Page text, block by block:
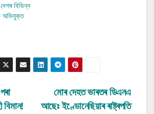
বিভিন্ন
অভিযুক্ত
মোৰ দেহত ভাৰতৰ ডিএনএ
আছেঃ ইণ্ডোনেছিয়াৰ ৰাষ্ট্ৰপতি
বিমান!